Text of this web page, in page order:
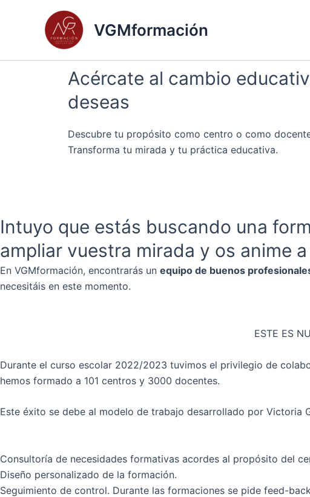
VGMformación
Acércate al cambio
deseas
Descubre tu propósito como centro o como
Transforma tu mirada y tu práctica educativa.
Intuyo que estás buscando una
ampliar vuestra mirada y os anime
En VGMformación, encontrarás un equipo de buenos
necesitáis en este momento.
ESTE ES
Durante el curso escolar 2022/2023 tuvimos el privilegio de
hemos formado a 101 centros y 3000 docentes.
Este éxito se debe al modelo de trabajo desarrollado por Victoria
Consultoría de necesidades formativas acordes al propósito del
Diseño personalizado de la formación.
Seguimiento de control. Durante las formaciones se pide feed-